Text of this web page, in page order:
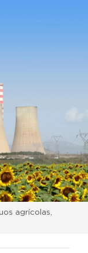
agrícolas,